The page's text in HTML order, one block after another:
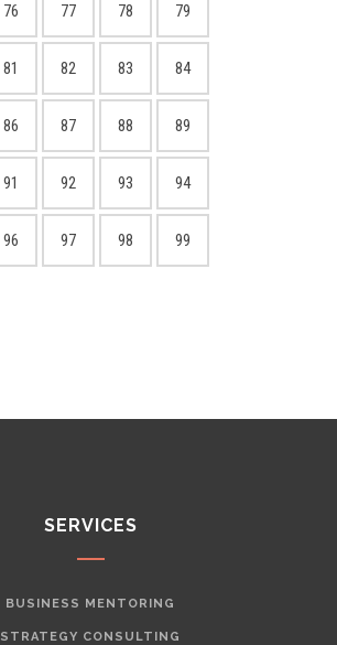
76 77 78 79
81 82 83 84
86 87 88 89
91 92 93 94
96 97 98 99
SERVICES
BUSINESS MENTORING
STRATEGY CONSULTING